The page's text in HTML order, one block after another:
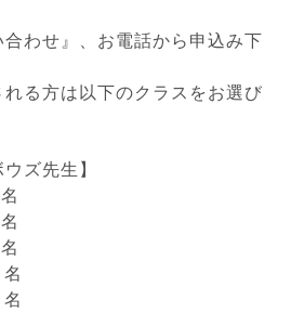
わせ』、お電話から申込み下
る方は以下のクラスをお選び
ズ先生】